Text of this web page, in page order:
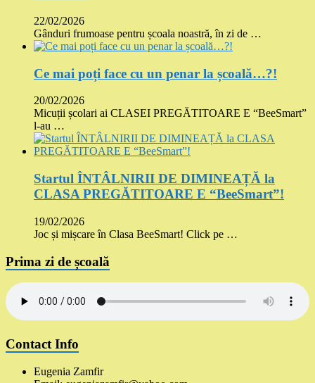
22/02/2026
Gânduri frumoase pentru școala noastră, în zi de …
Ce mai poți face cu un penar la școală…?!
20/02/2026
Micuții școlari ai CLASEI PREGĂTITOARE E “BeeSmart”
l-au …
Startul ÎNTÂLNIRII DE DIMINEAȚĂ la
CLASA PREGĂTITOARE E “BeeSmart”!
19/02/2026
Joc și mișcare în Clasa BeeSmart! Click pe …
Prima zi de școală
Contact Info
Eugenia Zamfir